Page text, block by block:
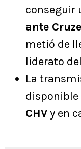
conseguir
ante
metió de
liderato
La
disponible
CHVy en